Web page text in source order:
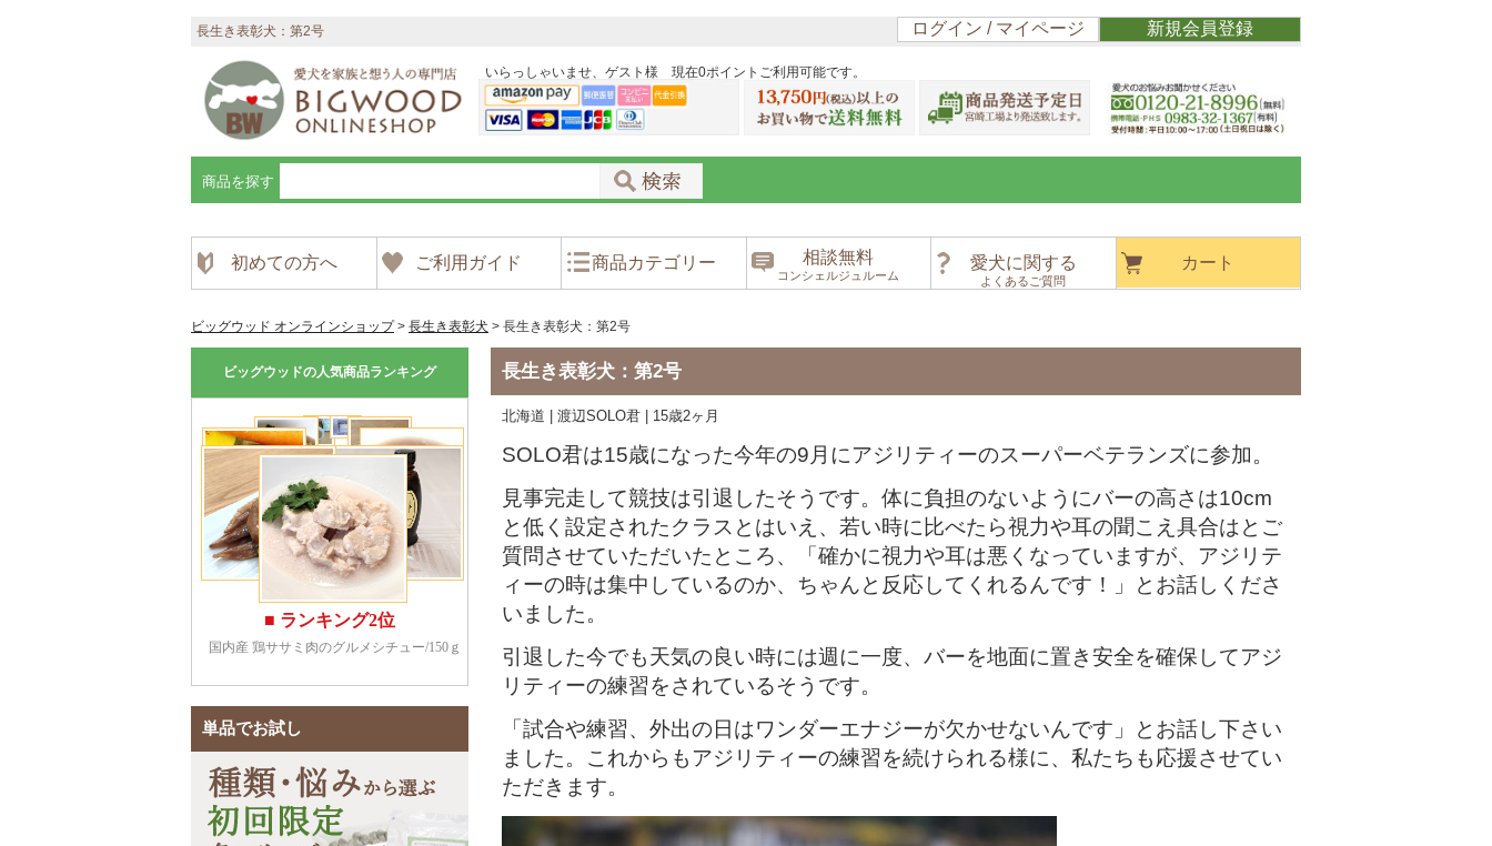
長生き表彰犬：第2号 ログイン / マイページ 新規会員登録
いらっしゃいませ、ゲスト様 現在0ポイントご利用可能です。
商品を探す
初めての方へ ご利用ガイド 商品カテゴリー 相談無料
コンシェルジュルーム
愛犬に関する
よくあるご質問
カート
ビッグウッド オンラインショップ> 長生き表彰犬 > 長生き表彰犬：第2号
長生き表彰犬：第2号
北海道 | 渡辺SOLO君 | 15歳2ヶ月
SOLO君は15歳になった今年の9月にアジリティーのスーパーベテランズに参加。
見事完走して競技は引退したそうです。体に負担のないようにバーの高さは10cm
と低く設定されたクラスとはいえ、若い時に比べたら視力や耳の聞こえ具合はとご
質問させていただいたところ、「確かに視力や耳は悪くなっていますが、アジリテ
ィーの時は集中しているのか、ちゃんと反応してくれるんです！」とお話しくださ
いました。
引退した今でも天気の良い時には週に一度、バーを地面に置き安全を確保してアジ
リティーの練習をされているそうです。
「試合や練習、外出の日はワンダーエナジーが欠かせないんです」とお話し下さい
ました。これからもアジリティーの練習を続けられる様に、私たちも応援させてい
ただきます。
ビッグウッドの人気商品ランキング
単品でお試し